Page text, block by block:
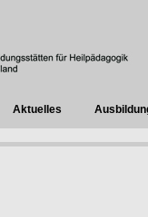
Aktuelles